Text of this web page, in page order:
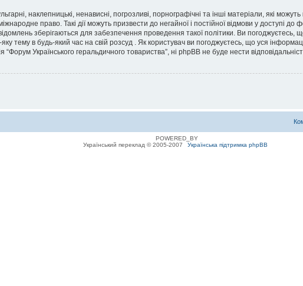
наклепницькі, ненависні, погрозливі, порнографічні та інші матеріали, які
право. Такі дії можуть призвести до негайної і постійної відмови у
зберігаються для забезпечення проведення такої політики. Ви погоджуєтесь,
тему в будь-який час на свій розсуд . Як користувач ви погоджуєтесь, що уся
Українського геральдичного товариства”, ні phpBB не буде нести
POWERED_BY
Український переклад © 2005-2007
Українська підтримка phpBB